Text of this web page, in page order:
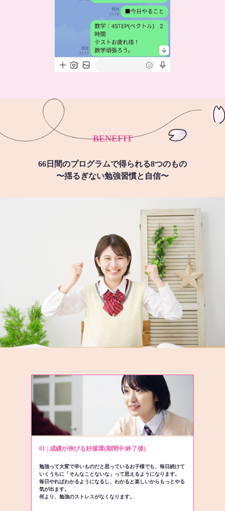
BENEFIT
66日間のプログラムで得られる8つのもの
〜揺るぎない勉強習慣と自信〜
01 | 成績が伸びる好循環(期間中/終了後)
勉強って大変で辛いものだと思っているお子様でも、毎日続けて
いくうちに「そんなことないな」って思えるようになります。
毎日やればわかるようになるし、わかると楽しいからもっとやる
気が出ます。
何より、勉強のストレスがなくなります。